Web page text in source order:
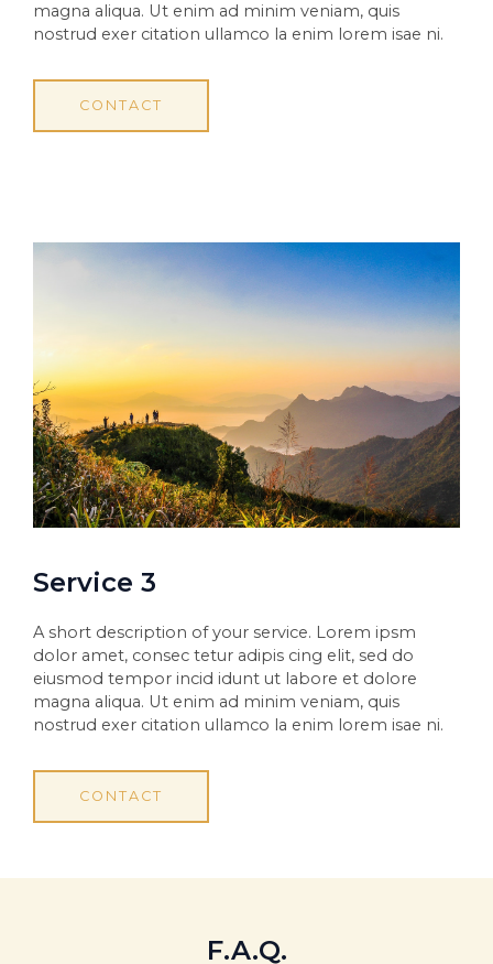
magna aliqua. Ut enim ad minim veniam, quis
nostrud exer citation ullamco la enim lorem isae ni.
CONTACT
Service 3
A short description of your service. Lorem ipsm
dolor amet, consec tetur adipis cing elit, sed do
eiusmod tempor incid idunt ut labore et dolore
magna aliqua. Ut enim ad minim veniam, quis
nostrud exer citation ullamco la enim lorem isae ni.
CONTACT
F.A.Q.